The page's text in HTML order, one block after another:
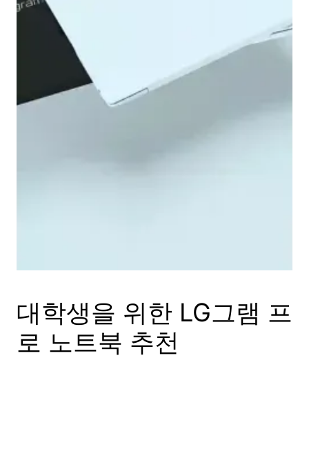
대학생을 위한 LG그램 프
로 노트북 추천